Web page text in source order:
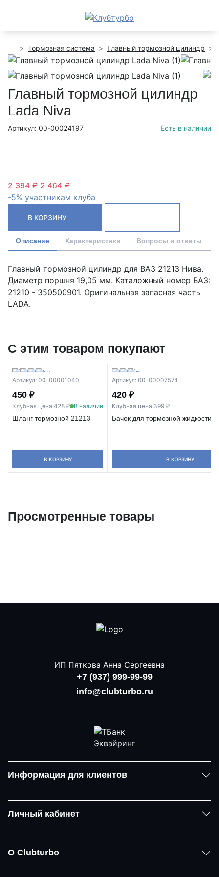
Тормозная система Главный тормозной цилиндр
Главный тормозной цилиндр
Lada Niva
Артикул: 00-00024197 Есть в наличии
2 394 ₽ 2 464 ₽
-5% участникам клуба
В КОРЗИНУ
Описание Характеристики Вопросы и ответы
Главный тормозной цилиндр для ВАЗ 21213 Нива.
Диаметр поршня 19,05 мм. Каталожный номер ВАЗ:
21210 - 350500901. Оригинальная запасная часть
LADA.
С этим товаром покупают
Артикул: 00-00001040
450 ₽
Клубная цена 428 ₽ В наличии
Шланг тормозной 21213
В КОРЗИНУ
Артикул: 00-00007574
420 ₽
Клубная цена 399 ₽
Бачок для тормозной жидкости
В КОРЗИНУ
Просмотренные товары
ИП Пяткова Анна Сергеевна
+7 (937) 999-99-99
info@clubturbo.ru
Информация для клиентов
Личный кабинет
О Clubturbo